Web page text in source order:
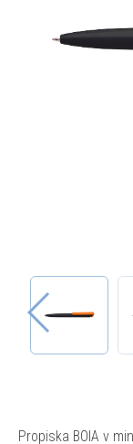
Propiska BOIA v